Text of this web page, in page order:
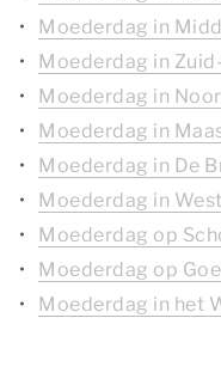
Moederdag in
Moederdag in
Moederdag in
Moederdag in
Moederdag in De
Moederdag in
Moederdag op
Moederdag op
Moederdag in het